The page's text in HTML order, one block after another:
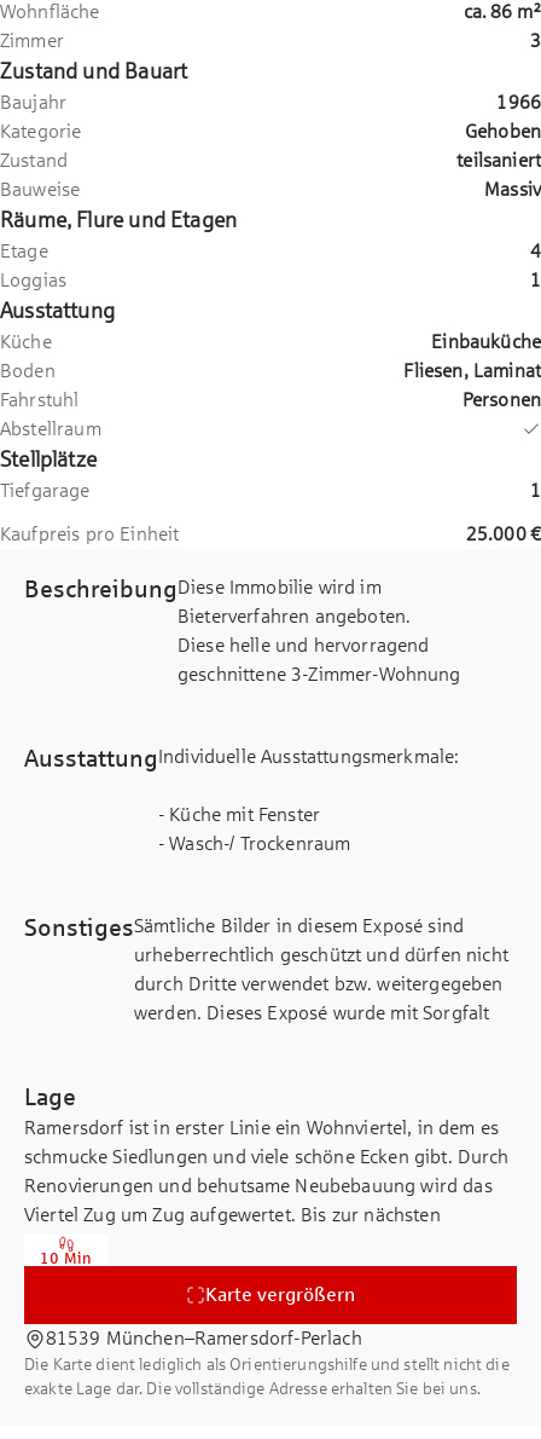
Wohnfläche ca.86 m²
Zimmer
3
Zustand und Bauart
Baujahr
1966
Kategorie
Gehoben
Zustand
teilsaniert
Bauweise
Massiv
Räume, Flure und Etagen
Etage
4
Loggias
1
Ausstattung
Küche
Einbauküche
Boden
Fliesen, Laminat
Fahrstuhl
Personen
Abstellraum
Stellplätze
Tiefgarage 1
Kaufpreis pro Einheit 25.000 €
BeschreibungDiese Immobilie wird im
Bieterverfahren angeboten.
Diese helle und hervorragend
geschnittene 3-Zimmer-Wohnung
durchdachten Grundriss sowie ihre
Sämtliche Wohnräume verfügen über
einen direkten Zugang zur ca. 12 Meter
Dadurch entsteht ein einzigartiges
Wohngefühl mit viel Licht und einem
fließenden Übergang zwischen Innen-
und Außenbereich.
Raumgefühl. Um den Essbereich
optimal mit Tageslicht zu versorgen,
wurde eine Wand geöffnet. Diese
Veränderung kann bei Bedarf
werden.
Ein besonderer Vorteil ist die flexible
Grundrissgestaltung: Die Wohnung
eignet sich hervorragend für
AusstattungIndividuelle Ausstattungsmerkmale:
- Küche mit Fenster
- Wasch-/ Trockenraum
SonstigesSämtliche Bilder in diesem Exposé sind
urheberrechtlich geschützt und dürfen nicht
durch Dritte verwendet bzw. weitergegeben
werden. Dieses Exposé wurde mit Sorgfalt
für deren Richtigkeit und Vollständigkeit
können wir nicht übernehmen.
Lage
Ramersdorf ist in erster Linie ein Wohnviertel, in dem es
schmucke Siedlungen und viele schöne Ecken gibt. Durch
Renovierungen und behutsame Neubebauung wird das
Viertel Zug um Zug aufgewertet. Bis zur nächsten
Bushaltestelle 59 sind es nur 400 Meter zu Fuß. Für den
hohen Freizeitwert des Stadtviertels sorgen auch die
schnell zu erreichenden Naherholungsgebiete wie der
Ostpark im benachbarten Perlach und der Perlacher Forst.
Ein weiteres Highlight für heiße Sommertage ist das
Michaelibad, das in der Nähe liegt und eine schöne
10 Min
Karte vergrößern
81539 München–Ramersdorf-Perlach
Die Karte dient lediglich als Orientierungshilfe und stellt nicht die
exakte Lage dar. Die vollständige Adresse erhalten Sie bei uns.